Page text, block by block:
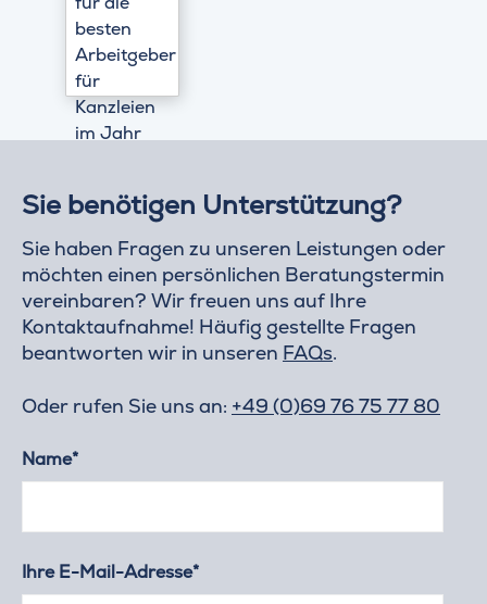
Sie benötigen Unterstützung?
Sie haben Fragen zu unseren Leistungen oder
möchten einen persönlichen Beratungstermin
vereinbaren? Wir freuen uns auf Ihre
Kontaktaufnahme! Häufig gestellte Fragen
beantworten wir in unseren FAQs.
Oder rufen Sie uns an: +49 (0)69 76 75 77 80
Name*
Ihre E-Mail-Adresse*